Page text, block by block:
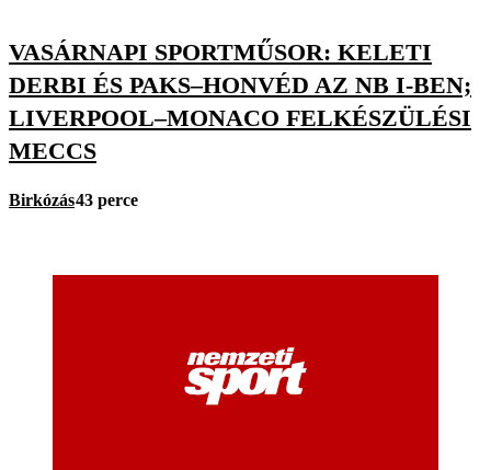
VASÁRNAPI SPORTMŰSOR: KELETI
DERBI ÉS PAKS–HONVÉD AZ NB I-BEN;
LIVERPOOL–MONACO FELKÉSZÜLÉSI
MECCS
Birkózás43 perce